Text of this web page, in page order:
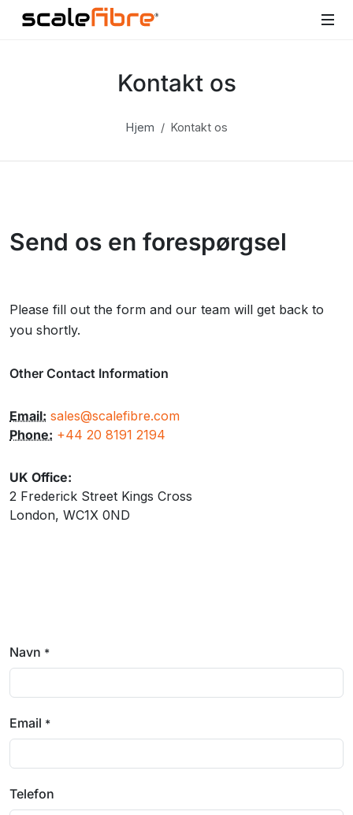
Kontakt os
Hjem Kontakt os
Send os en forespørgsel
Please fill out the form and our team will get back to
you shortly.
Other Contact Information
Email: sales@scalefibre.com
Phone: +44 20 8191 2194
UK Office:
2 Frederick Street Kings Cross
London, WC1X 0ND
Navn *
Email *
Telefon